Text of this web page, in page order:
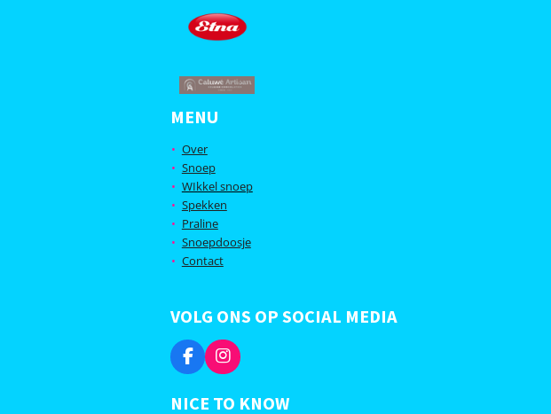
MENU
Over
Snoep
WIkkel snoep
Spekken
Praline
Snoepdoosje
Contact
VOLG ONS OP SOCIAL MEDIA
F
a
c
I
n
s
NICE TO KNOW